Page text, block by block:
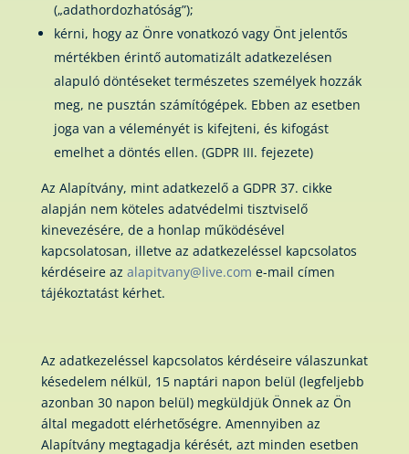
(„adathordozhatóság”);
kérni, hogy az Önre vonatkozó vagy Önt jelentős
mértékben érintő automatizált adatkezelésen
alapuló döntéseket természetes személyek hozzák
meg, ne pusztán számítógépek. Ebben az esetben
joga van a véleményét is kifejteni, és kifogást
emelhet a döntés ellen. (GDPR III. fejezete)
Az Alapítvány, mint adatkezelő a GDPR 37. cikke
alapján nem köteles adatvédelmi tisztviselő
kinevezésére, de a honlap működésével
kapcsolatosan, illetve az adatkezeléssel kapcsolatos
kérdéseire az alapitvany@live.com e-mail címen
tájékoztatást kérhet.
Az adatkezeléssel kapcsolatos kérdéseire válaszunkat
késedelem nélkül, 15 naptári napon belül (legfeljebb
azonban 30 napon belül) megküldjük Önnek az Ön
által megadott elérhetőségre. Amennyiben az
Alapítvány megtagadja kérését, azt minden esetben